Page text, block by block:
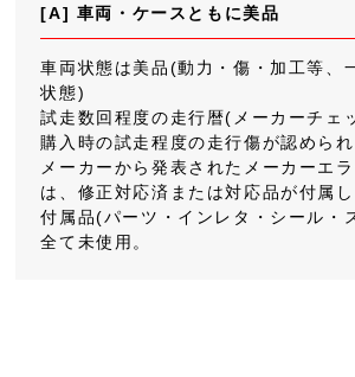
[A] 車両・ケースともに美品
車両状態は美品(動力・傷・加工等、
状態)
試走数回程度の走行暦(メーカーチェ
購入時の試走程度の走行傷が認めら
メーカーから発表されたメーカーエ
は、修正対応済または対応品が付属し
付属品(パーツ・インレタ・シール・
全て未使用。